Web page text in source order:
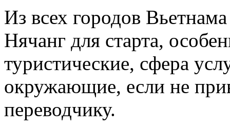
Из всех городов
Нячанг для старта,
туристические, сфера
окружающие, если не
переводчику.